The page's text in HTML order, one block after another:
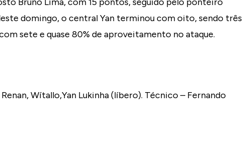
domingo, o central Yan terminou com oito, sendo três
sete e quase 80% de aproveitamento no ataque.
Wítallo,Yan Lukinha (líbero). Técnico – Fernando